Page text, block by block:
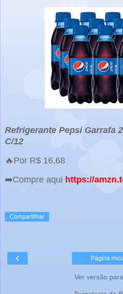
Refrigerante Pepsi Garrafa
C/12
🔥Por R$ 16,68
➡️Compre aqui https://
Compartilhar
‹ Página
Ver versão